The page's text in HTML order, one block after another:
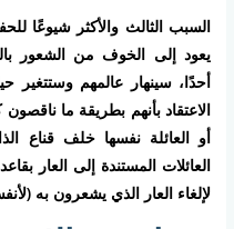
السبب الثالث والأكثر شيوعًا
يعود إلى الخوف من الشعور
أحدًا، سينهار عالمهم وستتغير
الاعتقاد بأنهم بطريقة ما
أو العائلة نفسها خلف قناع
العائلات المستندة إلى العار
لإلغاء العار الذي يشعرون به